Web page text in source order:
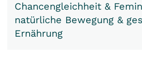
Chancengleichheit &
natürliche Bewegung &
Ernährung